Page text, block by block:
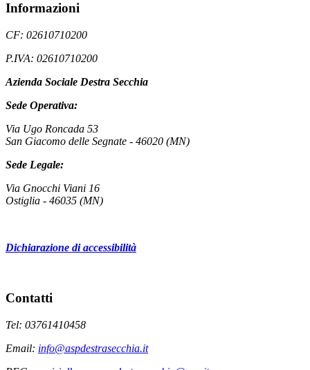
Informazioni
CF: 02610710200
P.IVA: 02610710200
Azienda Sociale Destra Secchia
Sede Operativa:
Via Ugo Roncada 53
San Giacomo delle Segnate - 46020 (MN)
Sede Legale:
Via Gnocchi Viani 16
Ostiglia - 46035 (MN)
Dichiarazione di accessibilità
Contatti
Tel: 03761410458
Email: info@aspdestrasecchia.it